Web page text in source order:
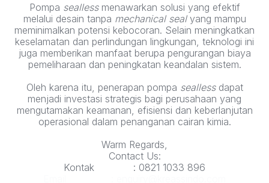
Pompa seallessmenawarkan solusi yang efektif
melalui desain tanpa mechanical sealyang mampu
meminimalkan potensi kebocoran. Selain meningkatkan
keselamatan dan perlindungan lingkungan, teknologi ini
juga memberikan manfaat berupa pengurangan biaya
pemeliharaan dan peningkatan keandalan sistem.
Oleh karena itu, penerapan pompa seallessdapat
menjadi investasi strategis bagi perusahaan yang
mengutamakan keamanan, efisiensi dan keberlanjutan
operasional dalam penanganan cairan kimia.
Warm Regards,
Contact Us:
Kontak : 0821 1033 896